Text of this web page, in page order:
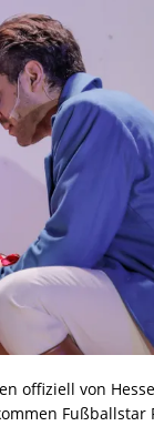
offiziell von
Fußballstar